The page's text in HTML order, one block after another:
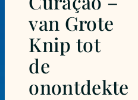
van Grote
Knip tot
de
onontdekte